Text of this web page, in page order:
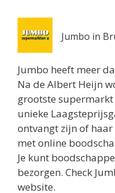
Routebeschrijving
Oudenoord 1
Utrecht 3513EG
0.9 km
Routebeschrijving
Albert Heijn
Burgemeester
Utrecht 3581KM
1 km
Jumbo in
Jumbo heeft meer
Na de Albert Heijn
grootste supermarkt
unieke
ontvangt zijn of
met online
Je kunt
bezorgen. Check
website.